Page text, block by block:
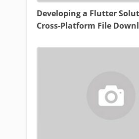
Developing a Flutter
Cross-Platform File